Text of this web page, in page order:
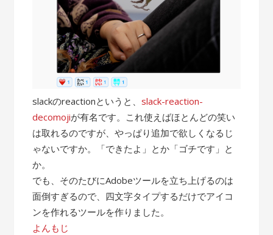
slackのreactionというと、slack-reaction-
decomojiが有名です。これ使えばほとんどの笑い
は取れるのですが、やっぱり追加で欲しくなるじ
ゃないですか。「できたよ」とか「ゴチです」と
か。
でも、そのたびにAdobeツールを立ち上げるのは
面倒すぎるので、四文字タイプするだけでアイコ
ンを作れるツールを作りました。
よんもじ